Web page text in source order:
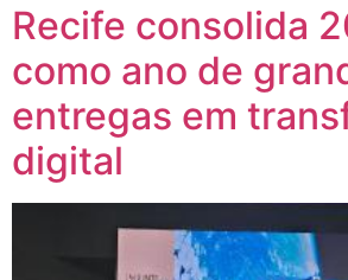
Recife consolida
como ano de
entregas em
digital